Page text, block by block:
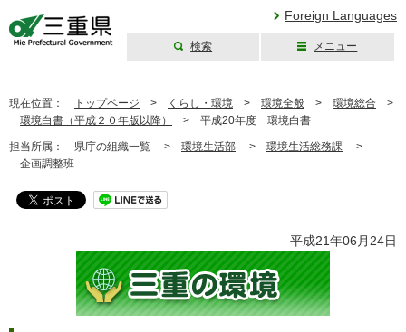
Foreign Languages
検索 メニュー
現在位置： トップページ > くらし・環境 > 環境全般 > 環境総合 >
環境白書（平成２０年版以降）
> 平成20年度 環境白書
担当所属： 県庁の組織一覧 > 環境生活部 > 環境生活総務課 >
企画調整班
平成21年06月24日